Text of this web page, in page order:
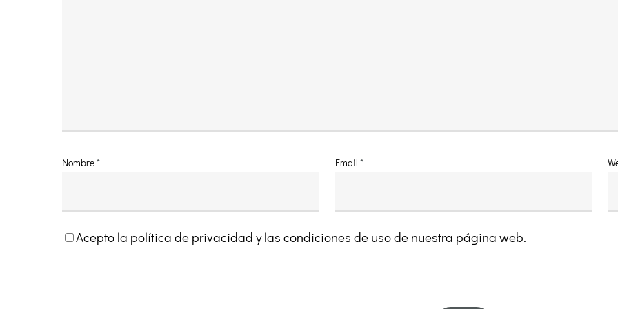
Nombre* Email *
Acepto la política de privacidad y las condiciones de uso de nuestra página web.